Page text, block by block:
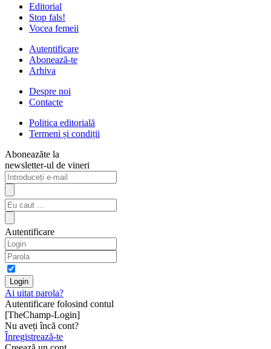
Editorial
Stop fals!
Vocea femeii
Autentificare
Abonează-te
Arhiva
Despre noi
Contacte
Politica editorială
Termeni și condiții
Aboneazăte la
newsletter-ul de vineri
Autentificare
Ai uitat parola?
Autentificare folosind contul
[TheChamp-Login]
Nu aveți încă cont?
Înregistrează-te